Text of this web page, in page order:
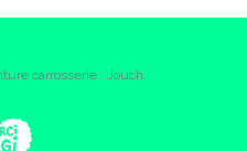
carrosserie : Jouch.